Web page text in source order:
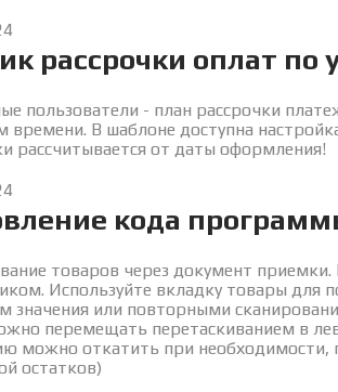
рассрочки оплат по
пользователи - план рассрочки
времени. В шаблоне доступна
рассчитывается от даты оформления!
кода
товаров через документ
Используйте вкладку товары для
значения или повторными
перемещать перетаскиванием в
можно откатить при необходимости,
остатков)